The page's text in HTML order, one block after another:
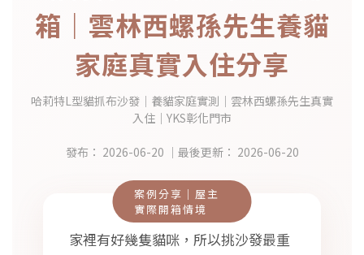
箱｜雲林西螺孫先生養貓
家庭真實入住分享
哈莉特L型貓抓布沙發｜養貓家庭實測｜雲林西螺孫先生真實
入住｜YKS彰化門市
發布： 2026-06-20 ｜最後更新： 2026-06-20
案例分享｜屋主
實際開箱情境
家裡有好幾隻貓咪，所以挑沙發最重